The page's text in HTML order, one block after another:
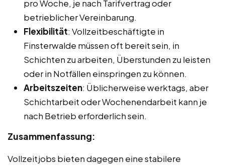
pro Woche, je nach Tarifvertrag oder
betrieblicher Vereinbarung.
Flexibilität: Vollzeitbeschäftigte in
Finsterwalde müssen oft bereit sein, in
Schichten zu arbeiten, Überstunden zu leisten
oder in Notfällen einspringen zu können.
Arbeitszeiten: Üblicherweise werktags, aber
Schichtarbeit oder Wochenendarbeit kann je
nach Betrieb erforderlich sein.
Zusammenfassung:
Vollzeitjobs bieten dagegen eine stabilere